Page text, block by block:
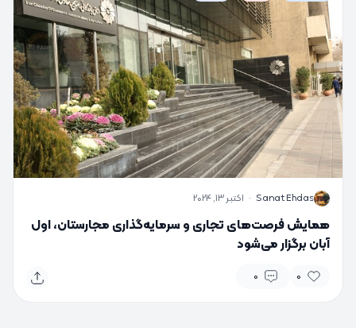
S
Sanat Ehdas
· اکتبر 13, 2024
همایش فرصت‌های تجاری و سرمایه‌گذاری مجارستان، اول
آبان برگزار می‌شود
0
0